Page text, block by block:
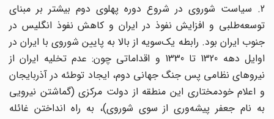
2. سیاست شوروی در شروع دوره پهلوی دوم بیشتر بر مبنای
توسعه‌طلبی و افزایش نفوذ در ایران و کاهش نفوذ انگلیس در
جنوب ایران بود. رابطه یک‌سویه از بالا به پایین شوروی با ایران در
اوایل دهه 1320 تا 1330 و اقداماتی چون: عدم تخلیه ایران از
نیروهای نظامی پس جنگ جهانی دوم، ایجاد توطئه در آذربایجان
و اعلام خودمختاری این منطقه از دولت مرکزی (گماشتن نیرویی
به نام جعفر پیشه‌وری از سوی شوروی)، به راه انداختن غائله